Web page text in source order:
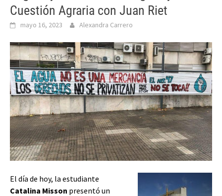
Cuestión Agraria con Juan Riet
mayo 16, 2023 Alexandra Carrero
El día de hoy, la estudiante
Catalina Misson presentó un